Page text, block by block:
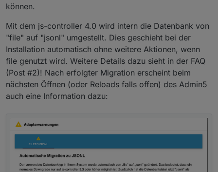
können.
Mit dem js-controller 4.0 wird intern die Datenbank von
"file" auf "jsonl" umgestellt. Dies geschieht bei der
Installation automatisch ohne weitere Aktionen, wenn
file genutzt wird. Weitere Details dazu sieht in der FAQ
(Post #2)! Nach erfolgter Migration erscheint beim
nächsten Öffnen (oder Reloads falls offen) des Admin5
auch eine Information dazu: